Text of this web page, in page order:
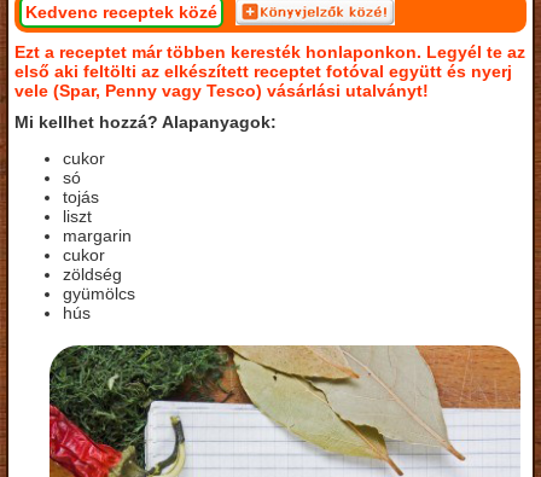
Kedvenc receptek közé
Ezt a receptet már többen keresték honlaponkon. Legyél te az
első aki feltölti az elkészített receptet fotóval együtt és nyerj
vele (Spar, Penny vagy Tesco) vásárlási utalványt!
Mi kellhet hozzá? Alapanyagok:
cukor
só
tojás
liszt
margarin
cukor
zöldség
gyümölcs
hús